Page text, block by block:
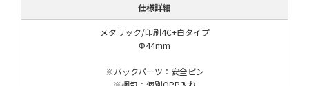
仕様詳細
メタリック/印刷4C+白タイプ
Φ44mm
※バックパーツ：安全ピン